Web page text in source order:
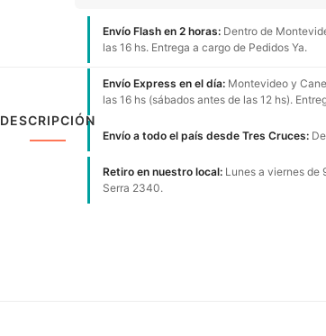
Envío Flash en 2 horas: Dentro de
las 16 hs. Entrega a cargo de Pedidos Ya.
Envío Express en el día: Montevideo y
las 16 hs (sábados antes de las 12 hs).
Envío a todo el país desde Tres Cruces:
Retiro en nuestro local: Lunes a viernes de
Serra 2340.
DESCRIPCIÓN